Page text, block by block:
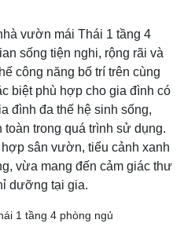
vườn mái Thái 1 tầng 4
sống tiện nghi, rộng rãi và
công năng bố trí trên cùng
biệt phù hợp cho gia đình có
đình đa thế hệ sinh sống,
trong quá trình sử dụng.
sân vườn, tiểu cảnh xanh
vừa mang đến cảm giác thư
dưỡng tại gia.